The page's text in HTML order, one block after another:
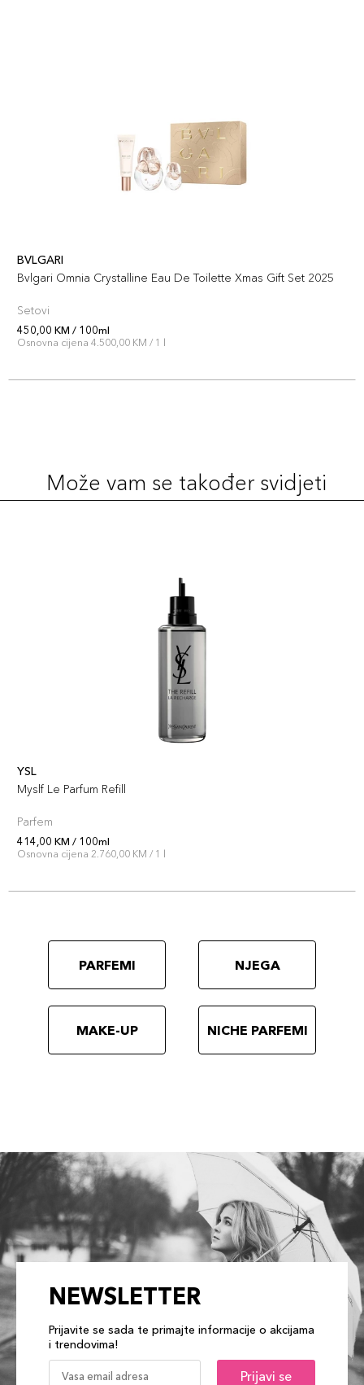
BVLGARI
Bvlgari Omnia Crystalline Eau De Toilette Xmas Gift Set 2025
Setovi
450,00 KM / 100ml
Osnovna cijena 4.500,00 KM / 1 l
Može vam se također svidjeti
YSL
Myslf Le Parfum Refill
Parfem
414,00 KM / 100ml
Osnovna cijena 2.760,00 KM / 1 l
PARFEMI NJEGA
MAKE-UP NICHE PARFEMI
NEWSLETTER
Prijavite se sada te primajte informacije o akcijama
i trendovima!
Prijavi se